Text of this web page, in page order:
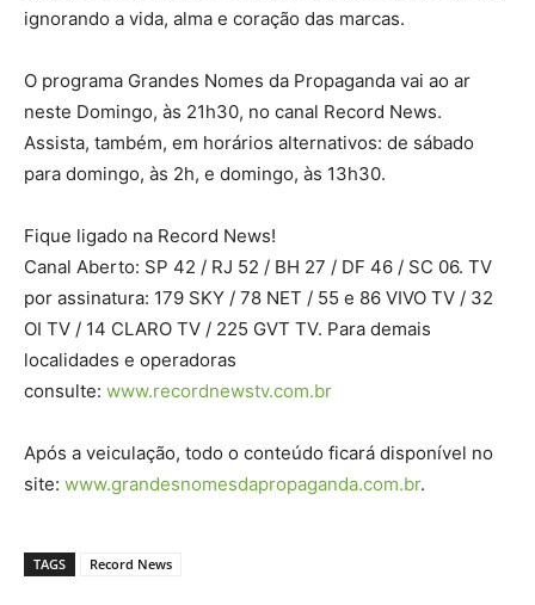
ignorando a vida, alma e coração das marcas.
O programa Grandes Nomes da Propaganda vai ao ar
neste Domingo, às 21h30, no canal Record News.
Assista, também, em horários alternativos: de sábado
para domingo, às 2h, e domingo, às 13h30.
Fique ligado na Record News!
Canal Aberto: SP 42 / RJ 52 / BH 27 / DF 46 / SC 06. TV
por assinatura: 179 SKY / 78 NET / 55 e 86 VIVO TV / 32
OI TV / 14 CLARO TV / 225 GVT TV. Para demais
localidades e operadoras
consulte: www.recordnewstv.com.br
Após a veiculação, todo o conteúdo ficará disponível no
site: www.grandesnomesdapropaganda.com.br.
TAGS Record News